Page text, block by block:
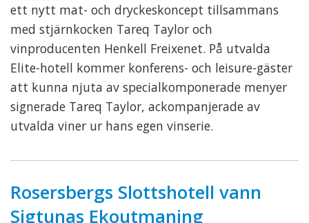
ett nytt mat- och dryckeskoncept tillsammans
med stjärnkocken Tareq Taylor och
vinproducenten Henkell Freixenet. På utvalda
Elite-hotell kommer konferens- och leisure-gäster
att kunna njuta av specialkomponerade menyer
signerade Tareq Taylor, ackompanjerade av
utvalda viner ur hans egen vinserie.
Rosersbergs Slottshotell vann
Sigtunas Ekoutmaning